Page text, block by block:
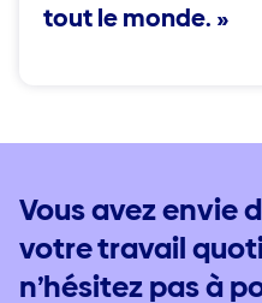
tout le monde. »
Vous avez envie
votre travail
n’hésitez pas à